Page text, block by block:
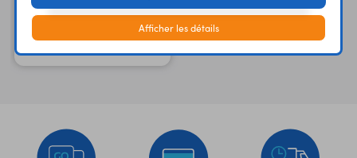
Fer à dessouder VTDS3
Afficher les détails